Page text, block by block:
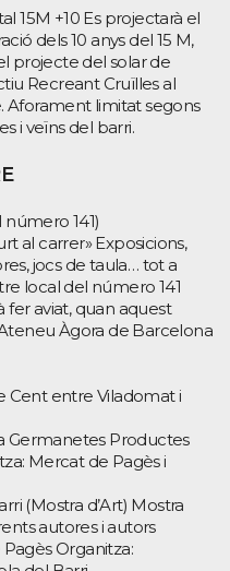
15M +10 Es projectarà el
dels 10 anys del 15 M,
projecte del solar de
Recreant Cruïlles al
Aforament limitat segons
i veïns del barri.
141)
al carrer» Exposicions,
jocs de taula… tot a
local del número 141
fer aviat, quan aquest
Àgora de Barcelona
Cent entre Viladomat i
Germanetes Productes
Mercat de Pagès i
(Mostra d’Art) Mostra
autores i autors
Organitza: